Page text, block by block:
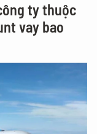
ty thuộc
vay bao